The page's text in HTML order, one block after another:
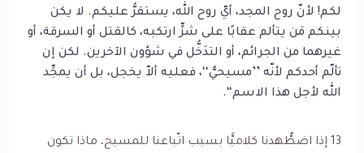
لكم! لأنّ روح المجد، أيّ روح الله، يستقرُّ عليكم. لا يكن
بينكم مَن يتألم عقابًا على شرٍّ ارتكبه، كالقتل أو السرقة، أو
غيرهما من الجرائم، أو التدَخُّل في شؤون الآخرين. لكن إن
تألّم أحدكم لأنّه ’’مسيحيٌّ‘‘، فعليه ألاّ يخجل، بل أن يمجِّد
الله لأجل هذا الاسم‘‘.
13 إذا اضطُّهدنا كلاميًّا بسبب اتّباعنا للمسيح، ماذا تكون